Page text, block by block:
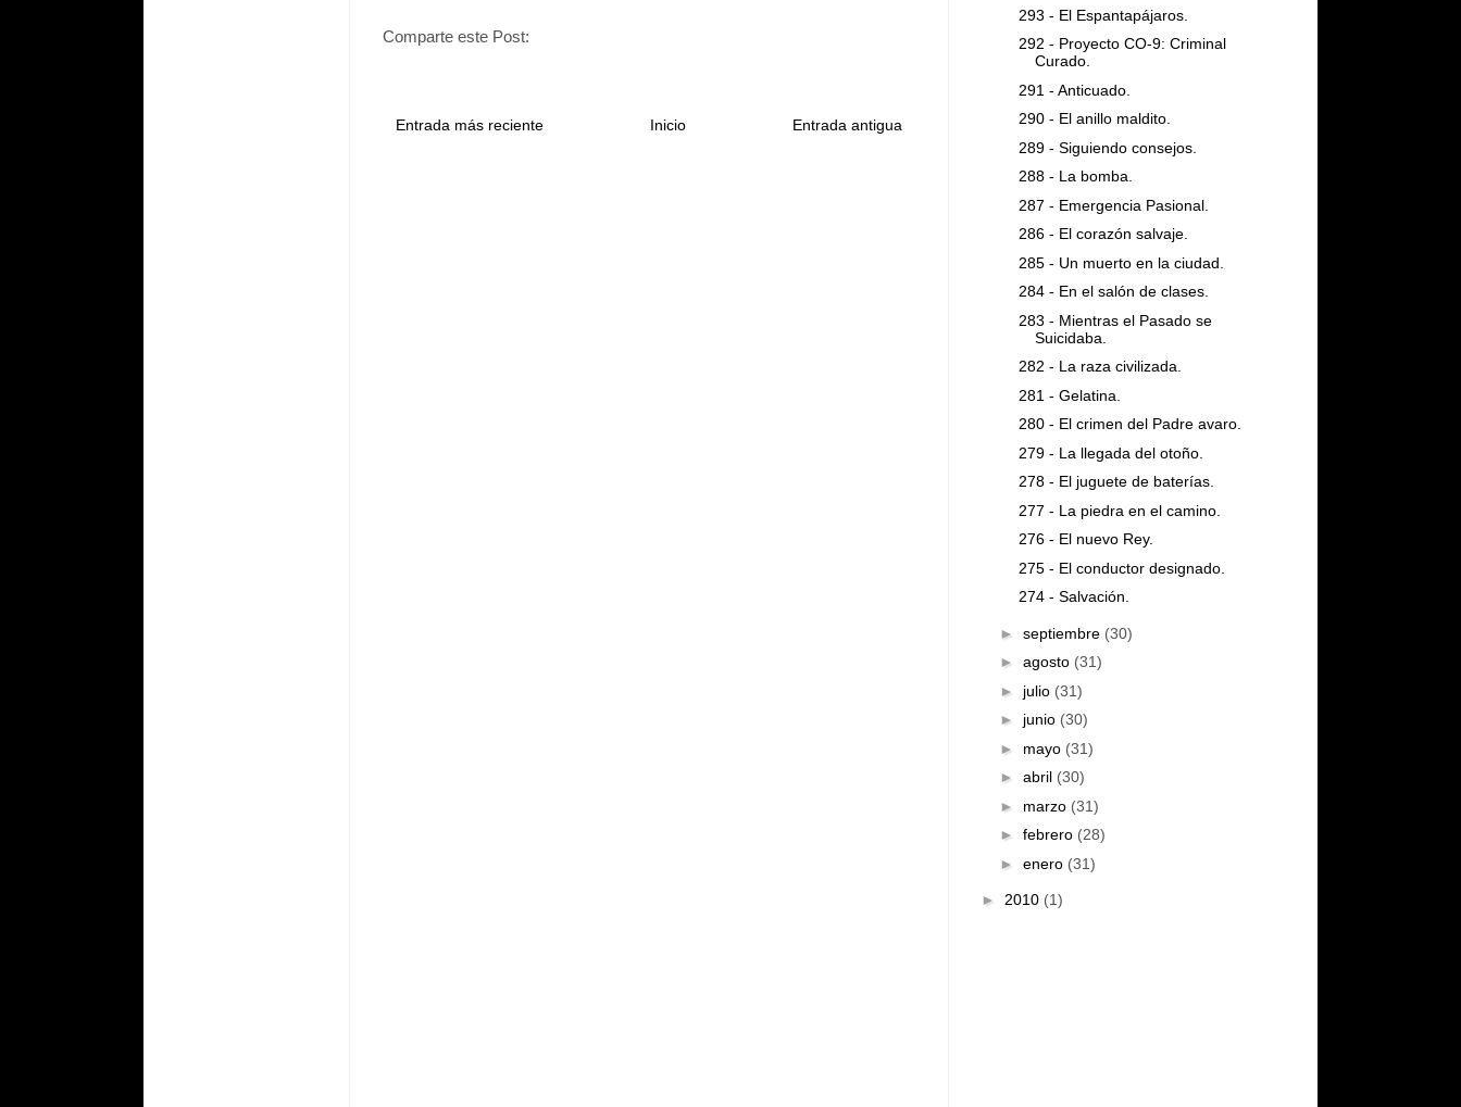
Comparte este Post:
Entrada más reciente Entrada antigua
Inicio
293 - El Espantapájaros.
292 - Proyecto CO-9: Criminal
Curado.
291 - Anticuado.
290 - El anillo maldito.
289 - Siguiendo consejos.
288 - La bomba.
287 - Emergencia Pasional.
286 - El corazón salvaje.
285 - Un muerto en la ciudad.
284 - En el salón de clases.
283 - Mientras el Pasado se
Suicidaba.
282 - La raza civilizada.
281 - Gelatina.
280 - El crimen del Padre avaro.
279 - La llegada del otoño.
278 - El juguete de baterías.
277 - La piedra en el camino.
276 - El nuevo Rey.
275 - El conductor designado.
274 - Salvación.
► septiembre (30)
► agosto (31)
► julio (31)
► junio (30)
► mayo (31)
► abril (30)
► marzo (31)
► febrero (28)
► enero (31)
► 2010 (1)